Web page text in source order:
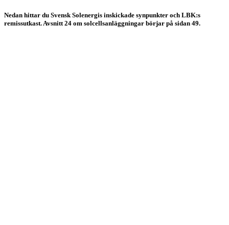
Nedan hittar du Svensk Solenergis inskickade synpunkter och LBK:s
remissutkast. Avsnitt 24 om solcellsanläggningar börjar på sidan 49.